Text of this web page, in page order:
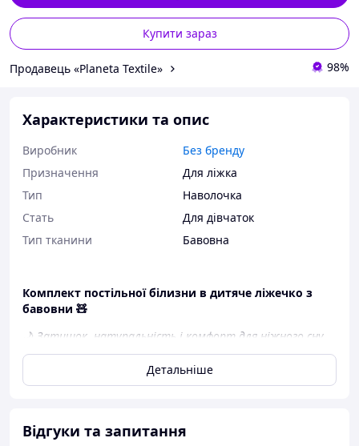
Купити зараз
Продавець «Planeta Textile» 98%
Характеристики та опис
Виробник
Без бренду
Призначення
Для ліжка
Тип
Наволочка
Стать
Для дівчаток
Тип тканини
Бавовна
Комплект постільної білизни в дитяче ліжечко з
бавовни 🧸
🌙 Затишок, натуральність і комфорт для ніжного сну
вашого малюка
комплект постільної білизни з натуральної
про чутливу шкіру дитини, забезпечуючи
максимальний комфорт під час сну.
Детальніше
Відгуки та запитання